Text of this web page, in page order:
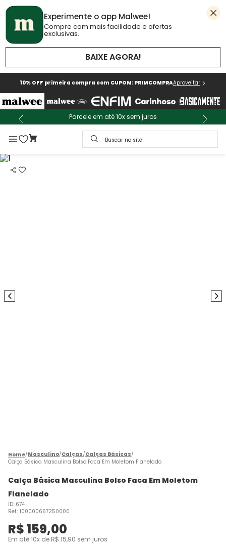
Experimente o app Malwee!
Compre com mais facilidade e ofertas
exclusivas.
BAIXE AGORA!
10% OFF primeira compra com CUPOM: PRIMCOMPRAAproveitar
Parcele em até 10x sem juros
Buscar no site
Masculino Calças Calças Básicas
Calça Básica Masculina Bolso Faca Em Moletom Flanelado
Calça Básica Masculina Bolso Faca Em Moletom
Flanelado
ID: 674
Ref.: 100000667250000
R$159,00
Em até10x de R$ 15,90 sem juros